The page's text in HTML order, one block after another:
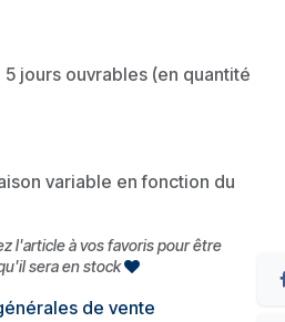
5 jours ouvrables (en quantité
variable en fonction du
l'article à vos favoris pour être
sera en stock
de vente